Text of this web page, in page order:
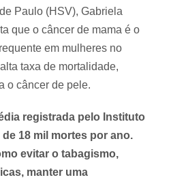
Paulo (HSV), Gabriela
que o câncer de mama é o
em mulheres no
taxa de mortalidade,
o câncer de pele.
registrada pelo Instituto
18 mil mortes por ano.
evitar o tabagismo,
manter uma